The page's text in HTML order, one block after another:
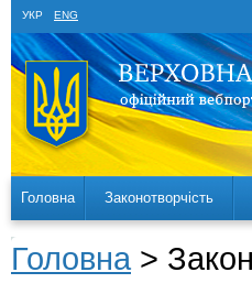
УКР ENG
Головна Законотворчість
Головна >